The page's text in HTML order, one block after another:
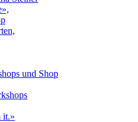
und Shop
it.»